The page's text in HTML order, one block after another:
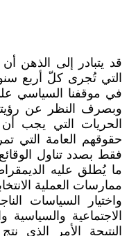
قد يتبادر إلى الذهن
التي تُجرى كلّ أربع
في موقفنا السياسي
وبصرف النظر عن
الحريات التي يجب أن
حقوقهم العامة التي
فقط بصدد تناول
ما يُطلق عليه
ممارسات العملية
واختيار السياسات
الاجتماعية والسياسية
النتيجة الأمر الذي